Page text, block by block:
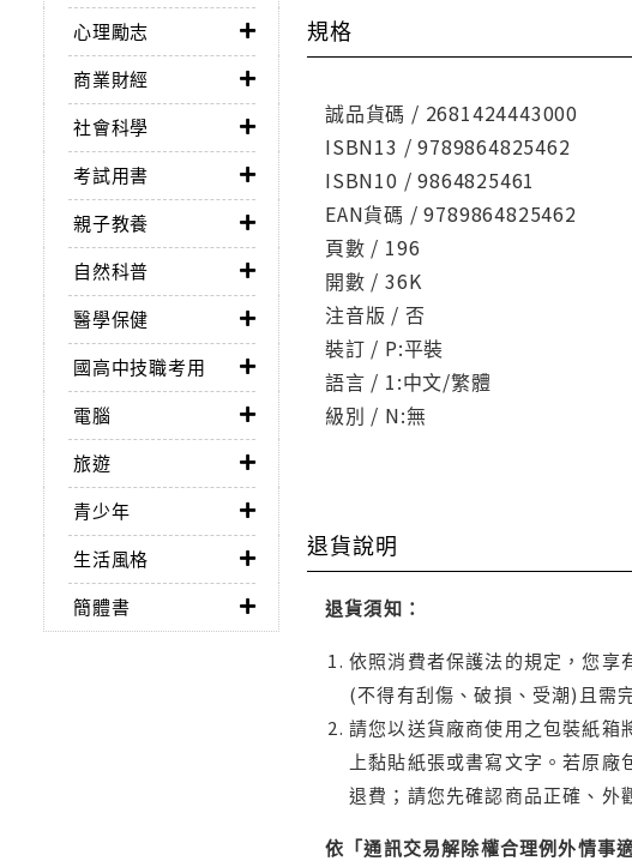
心理勵志
商業財經
社會科學
考試用書
親子教養
自然科普
醫學保健
國高中技職考用
電腦
旅遊
青少年
生活風格
簡體書
規格
誠品貨碼 / 2681424443000
ISBN13 / 9789864825462
ISBN10 / 9864825461
EAN貨碼 / 9789864825462
頁數 / 196
開數 / 36K
注音版 / 否
裝訂 / P:平裝
語言 / 1:中文/繁體
級別 / N:無
退貨說明
退貨須知：
依照消費者保護法的規定，您
(不得有刮傷、破損、受潮)且需
請您以送貨廠商使用之包裝紙箱
上黏貼紙張或書寫文字。若原
退費；請您先確認商品正確、外
依「通訊交易解除權合理例外情事